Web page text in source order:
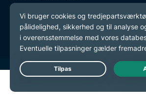
Tjenestevilkår
Cookie-præferencer